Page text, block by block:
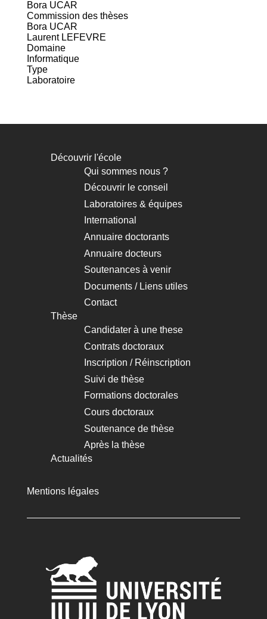
Bora UCAR
Commission des thèses
Bora UCAR
Laurent LEFEVRE
Domaine
Informatique
Type
Laboratoire
Navigation
principale
Découvrir l'école
Qui sommes nous ?
Découvrir le conseil
Laboratoires & équipes
International
Annuaire doctorants
Annuaire docteurs
Soutenances à venir
Documents / Liens utiles
Contact
Thèse
Candidater à une these
Contrats doctoraux
Inscription / Réinscription
Suivi de thèse
Formations doctorales
Cours doctoraux
Soutenance de thèse
Après la thèse
Actualités
Mentions légales